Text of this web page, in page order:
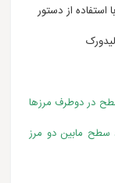
از دستور
در دوطرف مرزها
سطح مابین دو مرز